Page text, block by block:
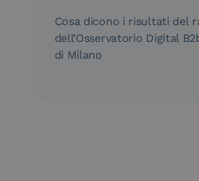
Cosa dicono i risultati del
dell’Osservatorio Digital
di Milano